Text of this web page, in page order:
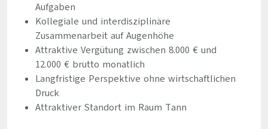
Aufgaben
Kollegiale und interdisziplinäre
Zusammenarbeit auf Augenhöhe
Attraktive Vergütung zwischen 8.000 € und
12.000 € brutto monatlich
Langfristige Perspektive ohne wirtschaftlichen
Druck
Attraktiver Standort im Raum Tann